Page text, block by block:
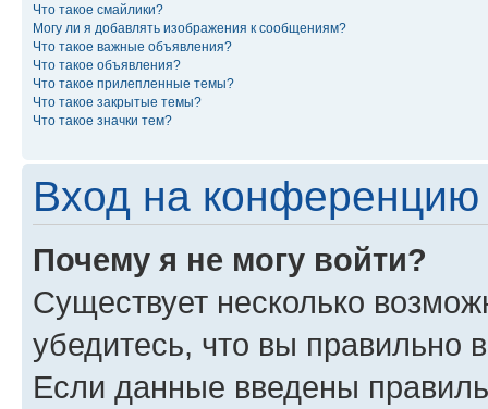
Что такое смайлики?
Могу ли я добавлять изображения к сообщениям?
Что такое важные объявления?
Что такое объявления?
Что такое прилепленные темы?
Что такое закрытые темы?
Что такое значки тем?
Вход на конференцию
Почему я не могу войти?
Существует несколько
убедитесь, что вы правильно
Если данные введены